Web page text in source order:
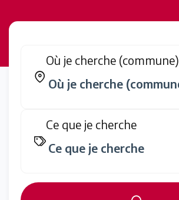
Où je cherche (commune)
Ce que je cherche